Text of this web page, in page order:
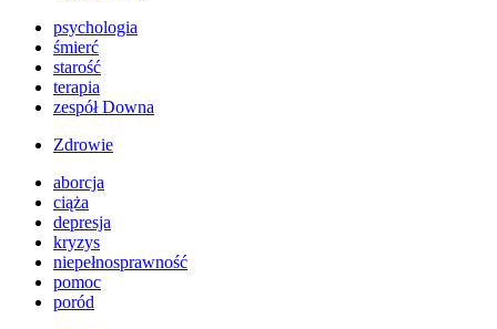
psychologia
śmierć
starość
terapia
zespół Downa
Zdrowie
aborcja
ciąża
depresja
kryzys
niepełnosprawność
pomoc
poród